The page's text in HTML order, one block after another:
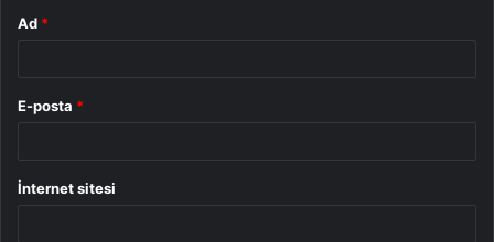
Ad *
E-posta *
İnternet sitesi